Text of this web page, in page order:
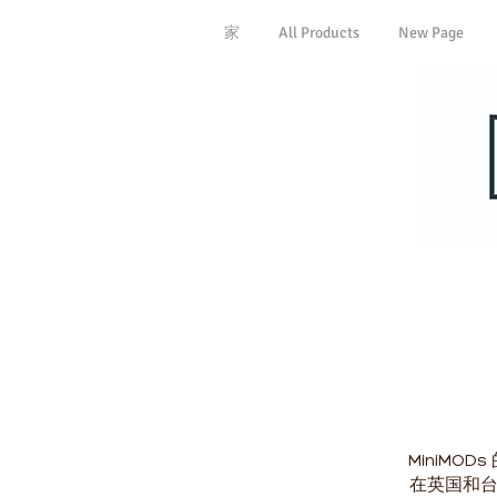
家 All Products New Page
MiniMODs
在英国和